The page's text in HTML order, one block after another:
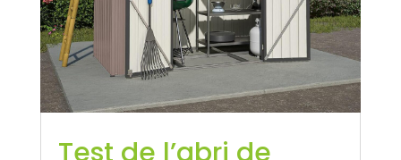
Test de l’abri de